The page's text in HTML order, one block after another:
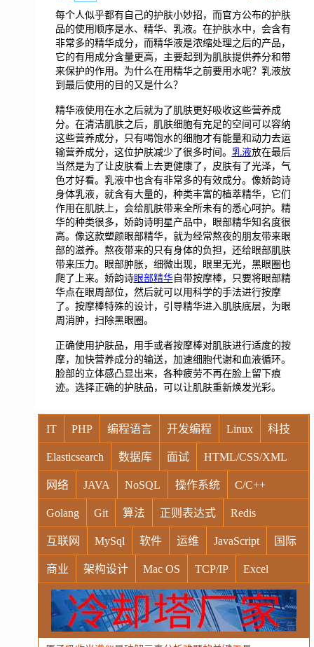
每个人似乎都有自己的护肤小妙招，而官方公布的护肤
品的使用顺序是水、精华、乳液。在护肤水中，会含有
非常多的精华成分，而精华液是浓缩处理之后的产品，
它的有用成分含量更高，主要起到为肌肤提供养分和带
来保护的作用。为什么在用精华之前要用水呢？乳液放
到最后使用的目的又是什么？
精华液使用在水之后就为了肌肤更好吸收这些营养成
分。在清洁肌肤之后，肌肤细胞有充足的空间可以容纳
这些营养成分，只有喝饱水的细胞才有能量和动力去运
输营养成分，这位护肤减少了很多时间。 乳液放在最后
当然是为了让皮肤看上去更健康了，皮肤有了光泽，气
色才好看。乳液中也含有非常多的有效成分。像娇韵诗
身体乳液，就含有大量的，种类丰富的植萃精华，它们
作用在肌肤上，会给肌肤带来全所未有的悉心呵护。精
华的种类很多，娇韵诗明星产品中，眼部精华知名度很
高。像这款塑颜眼部精华，就为经常熬夜的朋友带来眼
部的滋养。熬夜带来的只有身体的负担，还给眼部肌肤
带来压力。眼部肿胀，细微出现，眼里无光，黑眼圈也
爬了上来。娇韵诗眼部精华自带按摩棒，只要将眼部精
华点在眼周部位，然后就可以用科学的手法进行按摩
了。按摩棒特殊的设计，引导精华进入肌肤底层，为眼
周消肿，扫除黑眼圈。
正确使用护肤品，用手或者按摩棒对肌肤进行适度的按
摩，加快营养成分的输送，加速细胞代谢和血液循环。
脸部的立体感凸显出来，各种疲劳不再在脸上留下痕
迹。选择正确的护肤品，可以让肌肤重新焕发光彩。
IT PHP 编程语言 开发编程 Linux 科技
Elasticsearch 数据库 面试 HTML/CSS/XML
网络 JAVA NoSQL 操作系统 C/C++
Golang Git 算法 正则表达式 Redis
互联网 MySql 软件 运维 JavaScript 国际
商业 架构设计 Mac OS TCP/IP Excel
Windows Oracle Socket VR Vim
MongoDB 运营 Python MemCache 硬件广告